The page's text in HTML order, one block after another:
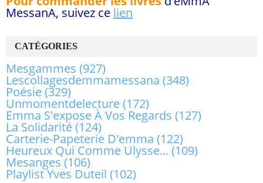
CATÉGORIES
Mesgammes (927)
Lescollagesdemmamessana (348)
Poésie(329)
Unmomentdelecture(172)
Emma S'expose À Vos Regards (127)
La Solidarité(124)
Carterie-Papeterie D'emma (122)
Heureux Qui Comme Ulysse... (109)
Mesanges (106)
Playlist Yves Duteil (102)
MessanA, suivez ce lien